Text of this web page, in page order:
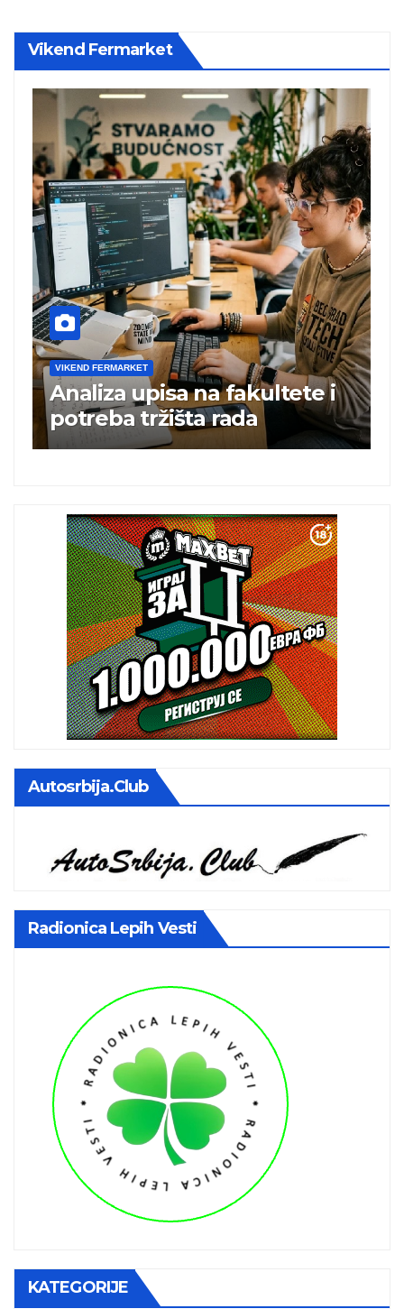
Vikend Fermarket
i
VIKEND FERMARKET
Charli xcx postala prva
britanska pevačica sa dva
albuma na prvom mestu u
Autosrbija.club
Radionica Lepih Vesti
KATEGORIJE